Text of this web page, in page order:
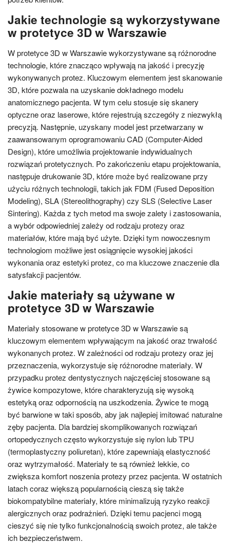
Jakie technologie są wykorzystywane
w protetyce 3D w Warszawie
W protetyce 3D w Warszawie wykorzystywane są różnorodne
technologie, które znacząco wpływają na jakość i precyzję
wykonywanych protez. Kluczowym elementem jest skanowanie
3D, które pozwala na uzyskanie dokładnego modelu
anatomicznego pacjenta. W tym celu stosuje się skanery
optyczne oraz laserowe, które rejestrują szczegóły z niezwykłą
precyzją. Następnie, uzyskany model jest przetwarzany w
zaawansowanym oprogramowaniu CAD (Computer-Aided
Design), które umożliwia projektowanie indywidualnych
rozwiązań protetycznych. Po zakończeniu etapu projektowania,
następuje drukowanie 3D, które może być realizowane przy
użyciu różnych technologii, takich jak FDM (Fused Deposition
Modeling), SLA (Stereolithography) czy SLS (Selective Laser
Sintering). Każda z tych metod ma swoje zalety i zastosowania,
a wybór odpowiedniej zależy od rodzaju protezy oraz
materiałów, które mają być użyte. Dzięki tym nowoczesnym
technologiom możliwe jest osiągnięcie wysokiej jakości
wykonania oraz estetyki protez, co ma kluczowe znaczenie dla
satysfakcji pacjentów.
Jakie materiały są używane w
protetyce 3D w Warszawie
Materiały stosowane w protetyce 3D w Warszawie są
kluczowym elementem wpływającym na jakość oraz trwałość
wykonanych protez. W zależności od rodzaju protezy oraz jej
przeznaczenia, wykorzystuje się różnorodne materiały. W
przypadku protez dentystycznych najczęściej stosowane są
żywice kompozytowe, które charakteryzują się wysoką
estetyką oraz odpornością na uszkodzenia. Żywice te mogą
być barwione w taki sposób, aby jak najlepiej imitować naturalne
zęby pacjenta. Dla bardziej skomplikowanych rozwiązań
ortopedycznych często wykorzystuje się nylon lub TPU
(termoplastyczny poliuretan), które zapewniają elastyczność
oraz wytrzymałość. Materiały te są również lekkie, co
zwiększa komfort noszenia protezy przez pacjenta. W ostatnich
latach coraz większą popularnością cieszą się także
biokompatybilne materiały, które minimalizują ryzyko reakcji
alergicznych oraz podrażnień. Dzięki temu pacjenci mogą
cieszyć się nie tylko funkcjonalnością swoich protez, ale także
ich bezpieczeństwem.